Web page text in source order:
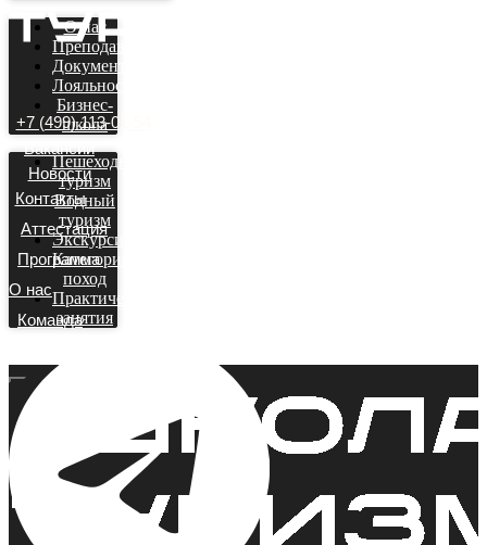
+7 (499) 113-01-54
Вакансии
Новости
Контакты
Аттестация
Программа
О нас
Команда
О нас
Преподаватели
Документы
Лояльность
Бизнес-
школа
Пешеходный
туризм
Водный
туризм
Экскурсионный
Категорийный
поход
Практические
занятия